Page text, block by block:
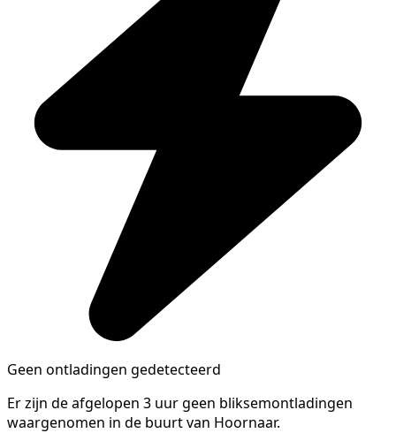
Geen ontladingen gedetecteerd
Er zijn de afgelopen 3 uur geen bliksemontladingen
waargenomen in de buurt van Hoornaar.